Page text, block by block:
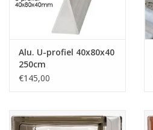
Alu. U-profiel 40x80x40
250cm
€145,00